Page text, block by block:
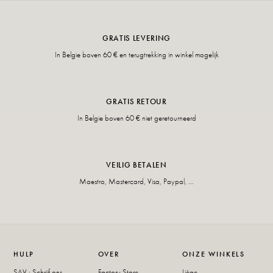
GRATIS LEVERING
In Belgie boven 60 € en terugtrekking in winkel mogelijk
GRATIS RETOUR
In Belgie boven 60 € niet geretourneerd
VEILIG BETALEN
Maestro, Mastercard, Visa, Paypal, ...
HULP OVER ONZE WINKELS